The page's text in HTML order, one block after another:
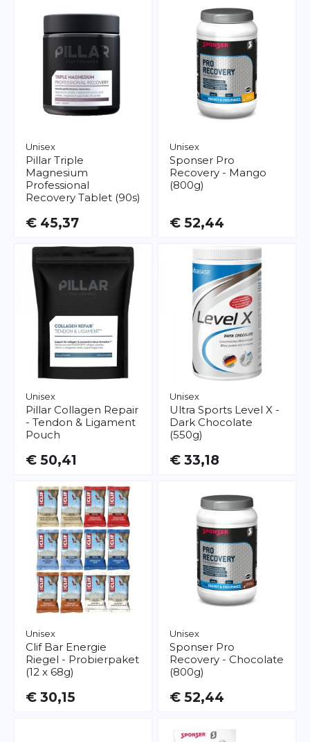
Unisex
Pillar Triple
Magnesium
Professional
Recovery Tablet (90s)
€ 45,37
Unisex
Sponser Pro
Recovery - Mango
(800g)
€ 52,44
Unisex
Pillar Collagen Repair
- Tendon & Ligament
Pouch
€ 50,41
Unisex
Ultra Sports Level X -
Dark Chocolate
(550g)
€ 33,18
Unisex
Clif Bar Energie
Riegel - Probierpaket
(12 x 68g)
€ 30,15
Unisex
Sponser Pro
Recovery - Chocolate
(800g)
€ 52,44